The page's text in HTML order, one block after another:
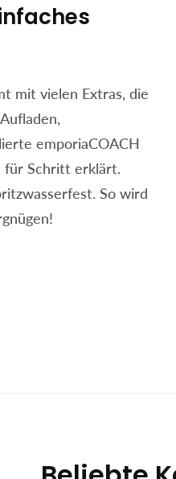
mit vielen Extras, die
emporiaCOACH
für Schritt erklärt.
So wird